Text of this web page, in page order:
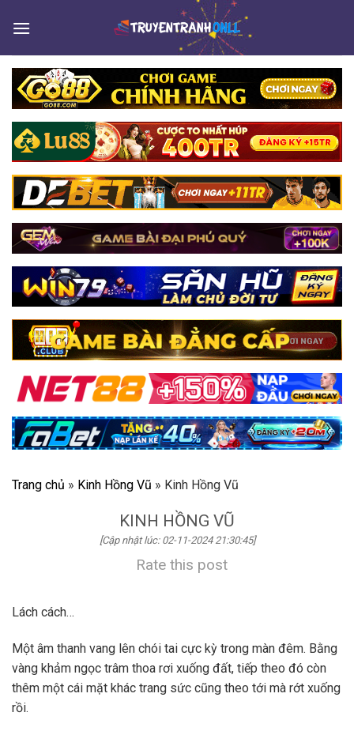
Trang chủ » Kinh Hồng Vũ » Kinh Hồng Vũ
KINH HỒNG VŨ
[Cập nhật lúc: 02-11-2024 21:30:45]
Rate this post
Lách cách…
Một âm thanh vang lên chói tai cực kỳ trong màn đêm. Bằng
vàng khảm ngọc trâm thoa rơi xuống đất, tiếp theo đó còn
thêm một cái mặt khác trang sức cũng theo tới mà rớt xuống
rồi.